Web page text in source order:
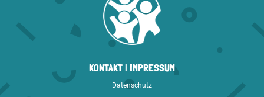
KONTAKT| IMPRESSUM
Datenschutz